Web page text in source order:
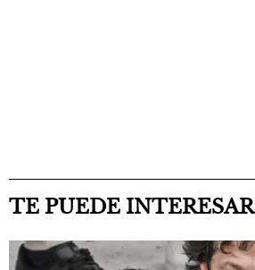
TE PUEDE INTERESAR